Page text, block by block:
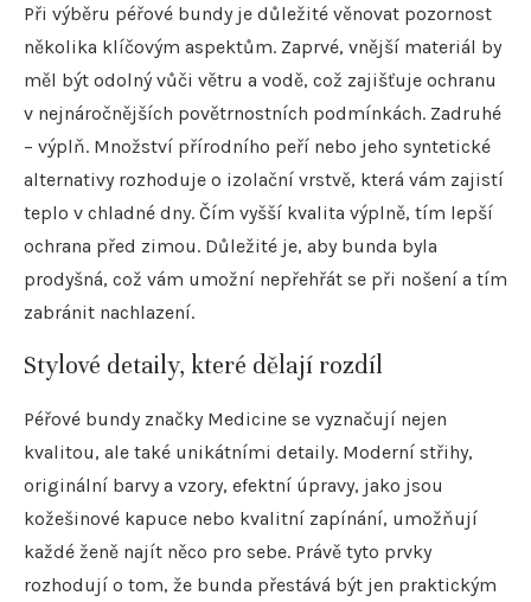
Při výběru péřové bundy je důležité věnovat pozornost
několika klíčovým aspektům. Zaprvé, vnější materiál by
měl být odolný vůči větru a vodě, což zajišťuje ochranu
v nejnáročnějších povětrnostních podmínkách. Zadruhé
– výplň. Množství přírodního peří nebo jeho syntetické
alternativy rozhoduje o izolační vrstvě, která vám zajistí
teplo v chladné dny. Čím vyšší kvalita výplně, tím lepší
ochrana před zimou. Důležité je, aby bunda byla
prodyšná, což vám umožní nepřehřát se při nošení a tím
zabránit nachlazení.
Stylové detaily, které dělají rozdíl
Péřové bundy značky Medicine se vyznačují nejen
kvalitou, ale také unikátními detaily. Moderní střihy,
originální barvy a vzory, efektní úpravy, jako jsou
kožešinové kapuce nebo kvalitní zapínání, umožňují
každé ženě najít něco pro sebe. Právě tyto prvky
rozhodují o tom, že bunda přestává být jen praktickým